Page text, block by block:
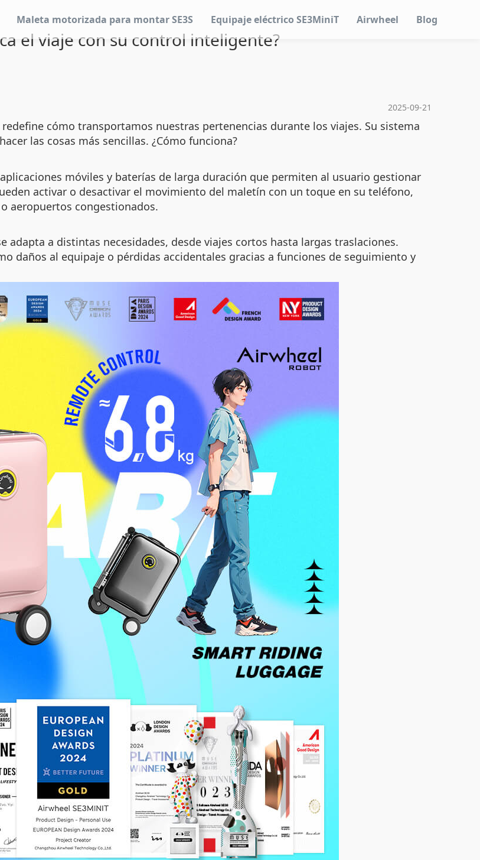
Maleta motorizada para montar SE3S Equipaje eléctrico SE3MiniT Airwheel Blog
el viaje con su control inteligente?
2025-09-21
cómo transportamos nuestras pertenencias durante los viajes. Su sistema
las cosas más sencillas. ¿Cómo funciona?
móviles y baterías de larga duración que permiten al usuario gestionar
activar o desactivar el movimiento del maletín con un toque en su teléfono,
aeropuertos congestionados.
adapta a distintas necesidades, desde viajes cortos hasta largas traslaciones.
daños al equipaje o pérdidas accidentales gracias a funciones de seguimiento y